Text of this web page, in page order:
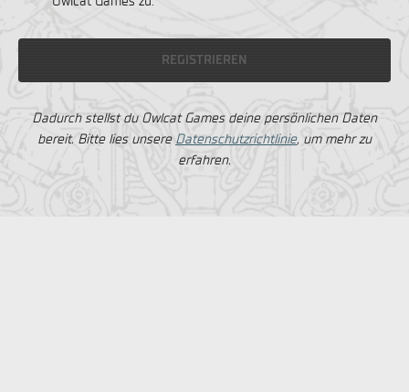
REGISTRIEREN
Dadurch stellst du Owlcat Games deine persönlichen Daten
bereit. Bitte lies unsere Datenschutzrichtlinie, um mehr zu
erfahren.